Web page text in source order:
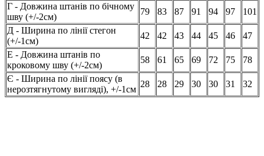
Г - Довжина штанів по бічному
шву (+/-2см)
79 83 87 91 94 97
101
Д - Ширина по лінії стегон
(+/-1см)
42 42 43 44 45 46
47
Е - Довжина штанів по
кроковому шву (+/-2см)
58 61 65 69 72 75
78
Є - Ширина по лінії поясу (в
нерозтягнутому вигляді), +/-1см
28 28 29 30 30 31 32